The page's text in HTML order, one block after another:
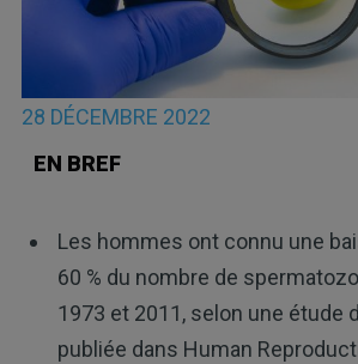
28 DÉCEMBRE 2022
EN BREF
Les hommes ont connu une
60 % du nombre de
1973 et 2011, selon une étude
publiée dans Human